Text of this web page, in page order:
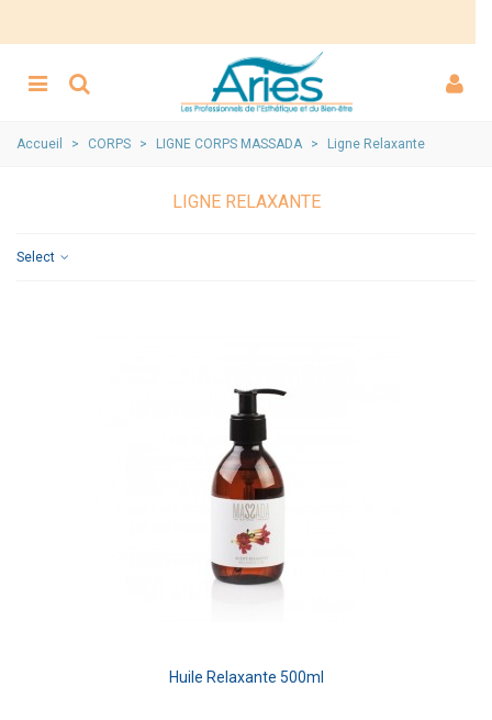
Accueil > CORPS > LIGNE CORPS MASSADA > Ligne Relaxante
LIGNE RELAXANTE
Select
Huile Relaxante 500ml